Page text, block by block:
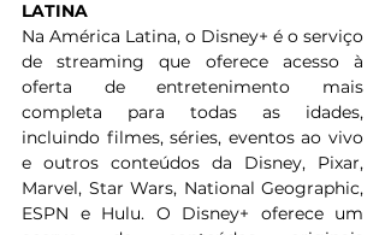
LATINA
Na América Latina, o Disney+ é o serviço
de streaming que oferece acesso à
oferta de entretenimento mais
completa para todas as idades,
incluindo filmes, séries, eventos ao vivo
e outros conteúdos da Disney, Pixar,
Marvel, Star Wars, National Geographic,
ESPN e Hulu. O Disney+ oferece um